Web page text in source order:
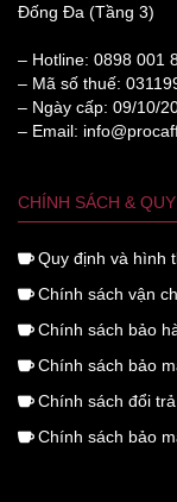
Đống Đa (Tầng 3)
– Hotline: 0898 001
– Mã số thuế:
– Ngày cấp: 09/10/
– Email:
CHÍNH SÁCH &
Quy định và hình
Chính sách vận
Chính sách bảo
Chính sách bảo
Chính sách đổi
Chính sách bảo